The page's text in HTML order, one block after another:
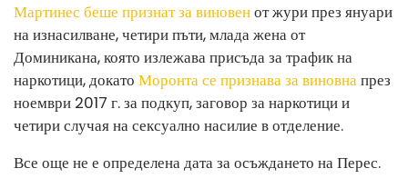
Мартинес беше признат за виновенот жури през януари
на изнасилване, четири пъти, млада жена от
Доминикана, която излежава присъда за трафик на
наркотици, докато Моронта се признава за виновнапрез
ноември 2017 г. за подкуп, заговор за наркотици и
четири случая на сексуално насилие в отделение.
Все още не е определена дата за осъждането на Перес.